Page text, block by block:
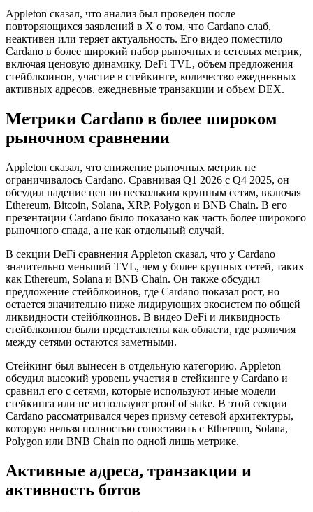
Appleton сказал, что анализ был проведен после
повторяющихся заявлений в X о том, что Cardano слаб,
неактивен или теряет актуальность. Его видео поместило
Cardano в более широкий набор рыночных и сетевых метрик,
включая ценовую динамику, DeFi TVL, объем предложения
стейблкоинов, участие в стейкинге, количество ежедневных
активных адресов, ежедневные транзакции и объем DEX.
Метрики Cardano в более широком
рыночном сравнении
Appleton сказал, что снижение рыночных метрик не
ограничивалось Cardano. Сравнивая Q1 2026 с Q4 2025, он
обсудил падение цен по нескольким крупным сетям, включая
Ethereum, Bitcoin, Solana, XRP, Polygon и BNB Chain. В его
презентации Cardano было показано как часть более широкого
рыночного спада, а не как отдельный случай.
В секции DeFi сравнения Appleton сказал, что у Cardano
значительно меньший TVL, чем у более крупных сетей, таких
как Ethereum, Solana и BNB Chain. Он также обсудил
предложение стейблкоинов, где Cardano показал рост, но
остается значительно ниже лидирующих экосистем по общей
ликвидности стейблкоинов. В видео DeFi и ликвидность
стейблкоинов были представлены как области, где различия
между сетями остаются заметными.
Стейкинг был вынесен в отдельную категорию. Appleton
обсудил высокий уровень участия в стейкинге у Cardano и
сравнил его с сетями, которые используют иные модели
стейкинга или не используют proof of stake. В этой секции
Cardano рассматривался через призму сетевой архитектуры,
которую нельзя полностью сопоставить с Ethereum, Solana,
Polygon или BNB Chain по одной лишь метрике.
Активные адреса, транзакции и
активность ботов